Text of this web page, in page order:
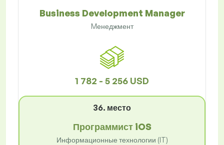
Business Development Manager
Mенеджмент
1 782 - 5 256 USD
36. место
Программист iOS
Информационные технологии (IT)